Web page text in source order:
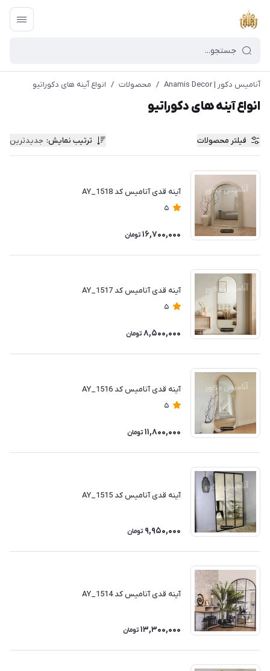
آنامیس دکور | Anamis Decor / محصولات / انواع آینه های دکوراتیو
انواع آینه های دکوراتیو
فیلتر محصولات ترتیب نمایش: جدیدترین
آینه قدی آنامیس کد AY_1518
5
16,700,000 تومان
آینه قدی آنامیس کد AY_1517
5
8,500,000 تومان
آینه قدی آنامیس کد AY_1516
5
11,800,000 تومان
آینه قدی آنامیس کد AY_1515
9,950,000 تومان
آینه قدی آنامیس کد AY_1514
13,300,000 تومان